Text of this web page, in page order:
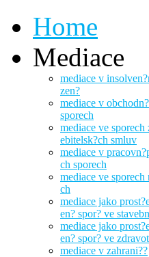
Home
Mediace
mediace v
zen?
mediace v
sporech
mediace ve sporech
ebitelsk?ch smluv
mediace v
ch sporech
mediace ve sporech
ch
mediace jako
en? spor? ve
mediace jako
en? spor? ve
mediace v zahrani??